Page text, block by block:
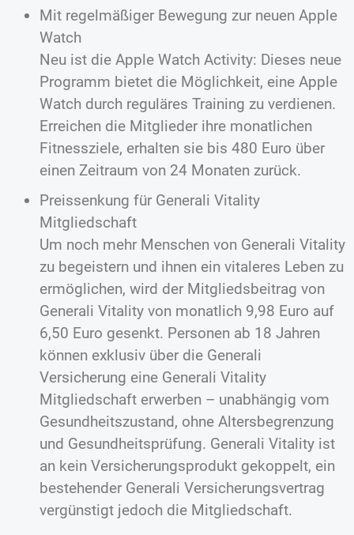
Mit regelmäßiger Bewegung zur neuen Apple
Watch
Neu ist die Apple Watch Activity: Dieses neue
Programm bietet die Möglichkeit, eine Apple
Watch durch reguläres Training zu verdienen.
Erreichen die Mitglieder ihre monatlichen
Fitnessziele, erhalten sie bis 480 Euro über
einen Zeitraum von 24 Monaten zurück.
Preissenkung für Generali Vitality
Mitgliedschaft
Um noch mehr Menschen von Generali Vitality
zu begeistern und ihnen ein vitaleres Leben zu
ermöglichen, wird der Mitgliedsbeitrag von
Generali Vitality von monatlich 9,98 Euro auf
6,50 Euro gesenkt. Personen ab 18 Jahren
können exklusiv über die Generali
Versicherung eine Generali Vitality
Mitgliedschaft erwerben – unabhängig vom
Gesundheitszustand, ohne Altersbegrenzung
und Gesundheitsprüfung. Generali Vitality ist
an kein Versicherungsprodukt gekoppelt, ein
bestehender Generali Versicherungsvertrag
vergünstigt jedoch die Mitgliedschaft.